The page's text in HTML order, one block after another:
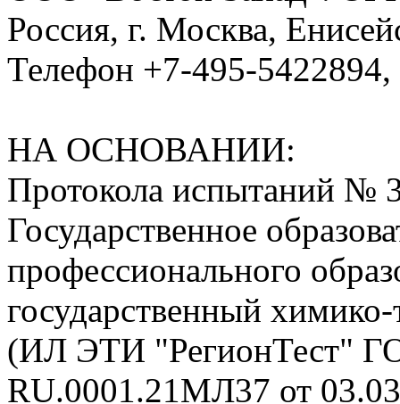
Россия, г. Москва,
Телефон +7-495-
НА ОСНОВАНИИ:
Протокола испытаний №
Государственное
профессионального
государственный
(ИЛ ЭТИ "РегионТест"
RU.0001.21МЛ37 от